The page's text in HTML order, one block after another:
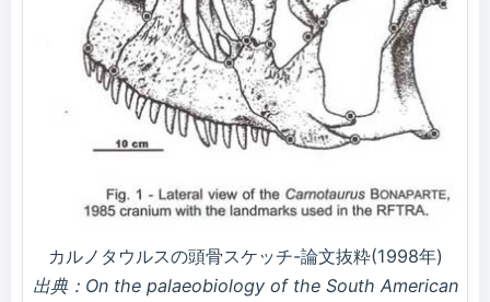
カルノタウルスの頭骨スケッチ-論文抜粋(1998年)
出典：On the palaeobiology of the South American